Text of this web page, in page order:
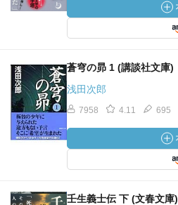
蒼穹の昴 1 (講談社文庫)
浅田次郎
7958 4.11 695
壬生義士伝 下 (文春文庫)